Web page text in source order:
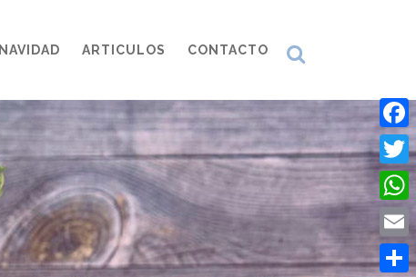
NAVIDAD ARTICULOS CONTACTO
Email